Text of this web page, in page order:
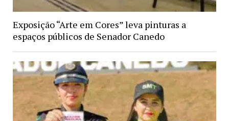
Exposição “Arte em Cores” leva pinturas a
espaços públicos de Senador Canedo